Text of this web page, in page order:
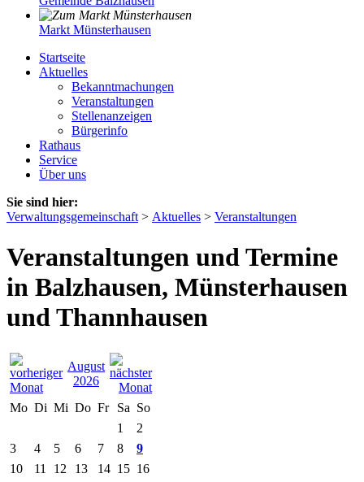
Markt Münsterhausen
Startseite
Aktuelles
Bekanntmachungen
Veranstaltungen
Stellenanzeigen
Bürgerinfo
Rathaus
Service
Über uns
Sie sind hier:
Verwaltungsgemeinschaft > Aktuelles > Veranstaltungen
Veranstaltungen und Termine
in Balzhausen, Münsterhausen
und Thannhausen
August
2026
Mo Di Mi Do Fr Sa So
1
2
3
4 5 6 7 8
9
10
11 12 13 14 15 16